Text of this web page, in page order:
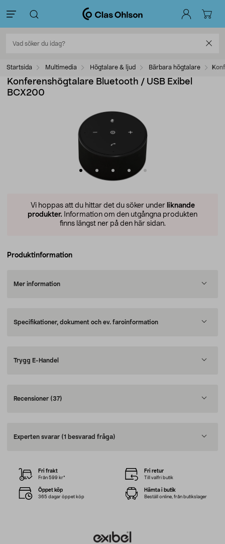
Startsida Multimedia Högtalare & ljud Bärbara högtalare
Konferenshögtalare Bluetooth / USB Exibel
BCX200
Vi hoppas att du hittar det du söker under liknande
produkter. Information om den utgångna produkten
finns längst ner på den här sidan.
Produktinformation
Mer information
Specifikationer, dokument och ev. faroinformation
Trygg E-Handel
Recensioner (37)
Experten svarar (1 besvarad fråga)
Fri frakt
Från 599 kr*
Fri retur
Till valfri butik
Öppet köp
365 dagar öppet köp
Hämta i butik
Beställ online, från butikslager